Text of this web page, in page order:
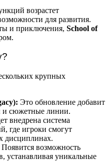
возрастет
для развития.
и приключения, School of
крупных
Это обновление добавит
и сюжетные линии.
внедрена система
где игроки смогут
дисциплинах.
Появится возможность
устанавливая уникальные